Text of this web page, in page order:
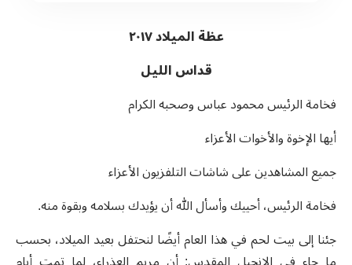
عظة الميلاد ٢٠١٧
قداس الليل
فخامة الرئيس محمود عباس وصحبه الكرام
أيها الإخوة والأخوات الأعزاء
جميع المشاهدين على شاشات التلفزيون الأعزاء
فخامة الرئيس، أحييك وأسأل الله أن يؤيدك بسلامه وبقوة منه.
جئنا إلى بيت لحم في هذا العام أيضًا لنحتفل بعيد الميلاد، بحسب